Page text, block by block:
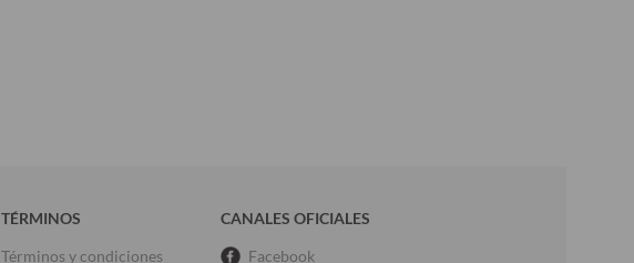
TÉRMINOS
Términos y condiciones
CANALES OFICIALES
Facebook